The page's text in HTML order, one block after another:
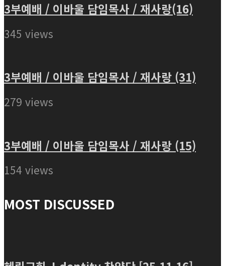
3부예배 / 이바울 담임목사 / 재사랑(16)
345 views
3부예배 / 이바울 담임목사 / 재사랑 (31)
279 views
3부예배 / 이바울 담임목사 / 재사랑 (15)
154 views
MOST DISCUSSED